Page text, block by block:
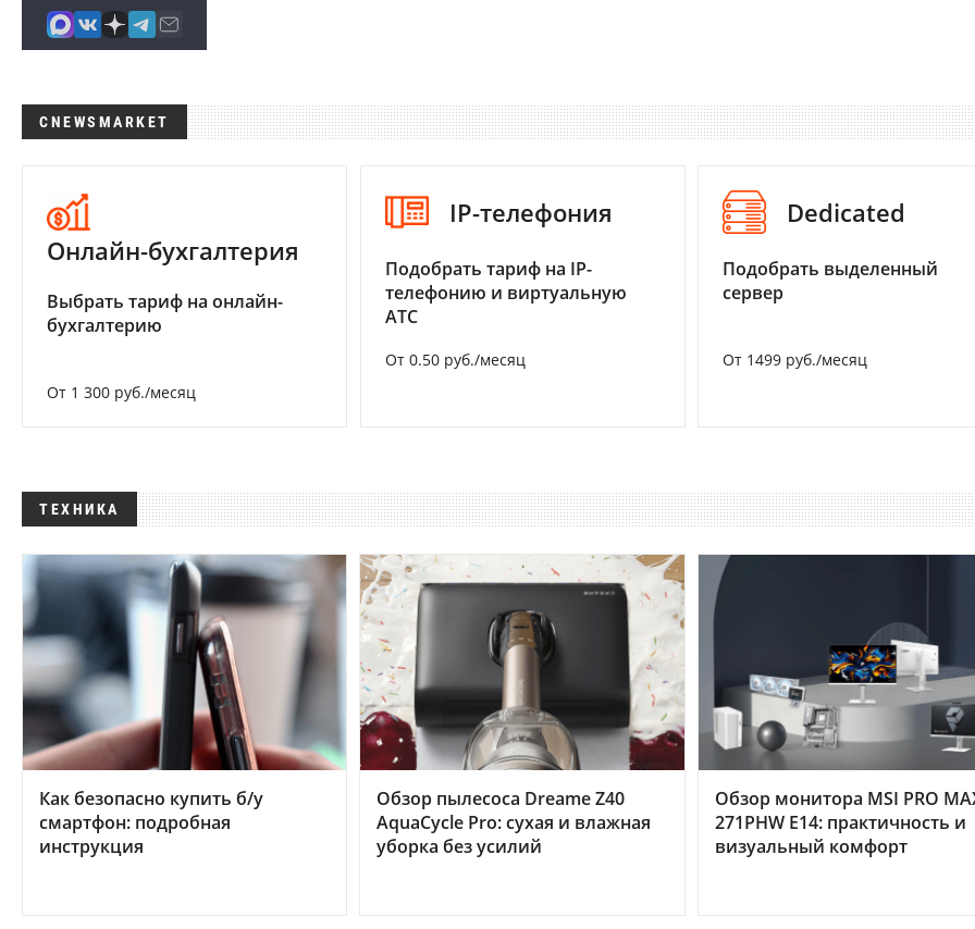
CNEWSMARKET
Онлайн-бухгалтерия
Выбрать тариф на онлайн-
бухгалтерию
От 1 300 руб./месяц
IP-телефония
Подобрать тариф на IP-
телефонию и виртуальную
АТС
От 0.50 руб./месяц
Dedicated
Подобрать выделенный
сервер
От 1499 руб./месяц
ТЕХНИКА
Как безопасно купить б/у
смартфон: подробная
инструкция
Обзор пылесоса Dreame Z40
AquaCycle Pro: сухая и влажная
уборка без усилий
Обзор монитора MSI PRO
271PHW E14: практичность и
визуальный комфорт